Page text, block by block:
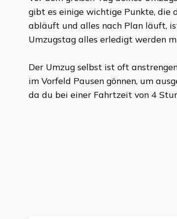
gibt es einige wichtige Punkte, die
abläuft und alles nach Plan läuft,
Umzugstag alles erledigt werden
Der Umzug selbst ist oft
im Vorfeld Pausen gönnen, um
da du bei einer Fahrtzeit von 4